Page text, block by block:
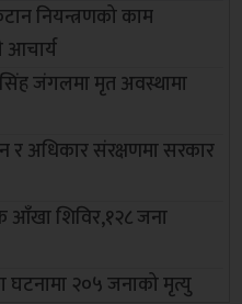
नियन्त्रणको काम
आचार्य
जंगलमा मृत अवस्थामा
र अधिकार संरक्षणमा सरकार
आँखा शिविर,१२८ जना
२०५ जनाको मृत्यु